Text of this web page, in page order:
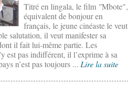
Titré en lingala, le film "Mbote",
équivalent de bonjour en
français, le jeune cinéaste le veut
salutation, il veut manifester sa
il fait lui-même partie. Les
est pas indifférent, il l’exprime à sa
n’est pas toujours ... Lire la suite